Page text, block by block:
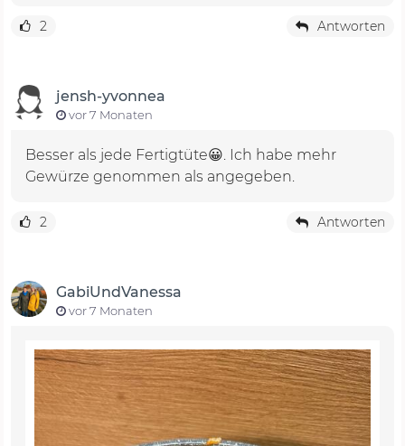
2 Antworten
jensh-yvonnea
vor 7 Monaten
Besser als jede Fertigtüte😀. Ich habe mehr
Gewürze genommen als angegeben.
2 Antworten
GabiUndVanessa
vor 7 Monaten